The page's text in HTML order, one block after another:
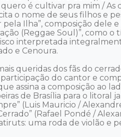
é cultivar pra mim / As
o nome de seus filhos e
Ilha”, composição dele
(Reggae Soul)”, como
interpretada
e Cenoura.
queridas dos fãs do
do cantor e
assina a composição ao
de Brasília para o litoral
(Luis Mauricio /
(Rafael Pondé /
uma roda de violão e